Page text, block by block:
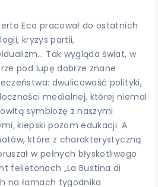
Eco pracował do ostatnich
kryzys partii,
Tak wygląda świat, w
pod lupę dobrze znane
dwulicowość polityki,
medialnej, której niemal
symbiozę z naszymi
kiepski pozom edukacji. A
które z charakterystyczną
w pełnych błyskotliwego
felietonach „La Bustina di
na łamach tygodnika